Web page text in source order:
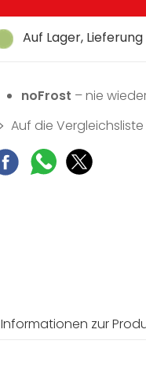
Auf Lager,
noFrost – nie
Auf die Vergleichsliste
Informationen zur